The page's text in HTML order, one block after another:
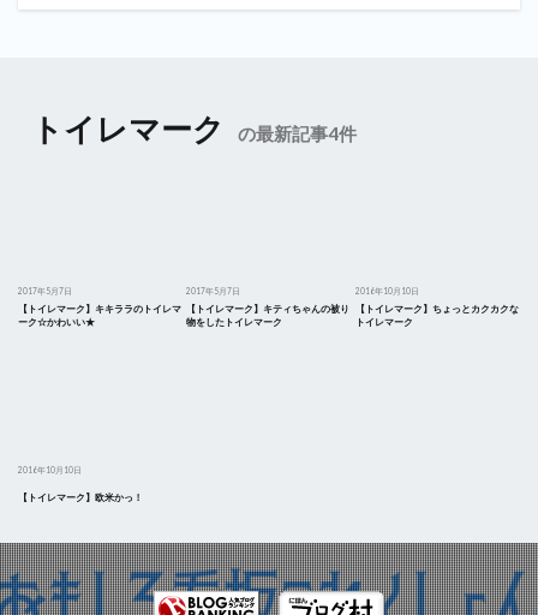
トイレマーク の最新記事4件
2017年5月7日
【トイレマーク】キキララのトイレマ
ーク☆かわいい★
2017年5月7日
【トイレマーク】キティちゃんの被り
物をしたトイレマーク
2016年10月10日
【トイレマーク】ちょっとカクカクな
トイレマーク
2016年10月10日
【トイレマーク】欧米かっ！